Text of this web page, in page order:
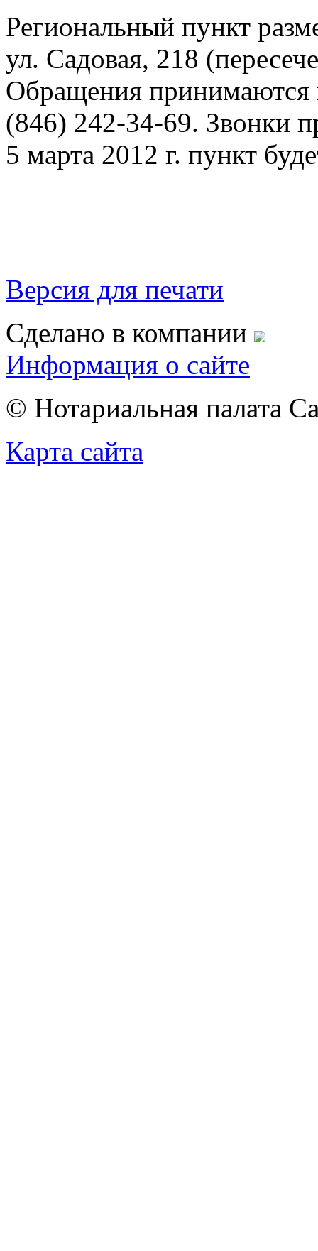
Региональный пункт
ул. Садовая, 218
Обращения принимаются
(846) 242-34-69. Звонки
5 марта 2012 г. пункт
Версия для печати
Сделано в компании
Информация о сайте
© Нотариальная палата
Карта сайта